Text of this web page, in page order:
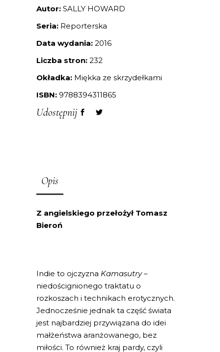
Autor: SALLY HOWARD
Seria: Reporterska
Data wydania: 2016
Liczba stron: 232
Okładka: Miękka ze skrzydełkami
ISBN: 9788394311865
Udostępnij
Opis
Z angielskiego przełożył Tomasz
Bieroń
Indie to ojczyzna Kamasutry–
niedoścignionego traktatu o
rozkoszach i technikach erotycznych.
Jednocześnie jednak ta część świata
jest najbardziej przywiązana do idei
małżeństwa aranżowanego, bez
miłości. To również kraj pardy, czyli